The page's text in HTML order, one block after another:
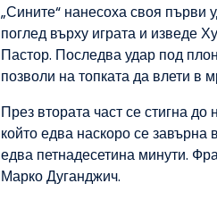
„Сините“ нанесоха своя първи
поглед върху играта и изведе
Пастор. Последва удар под
позволи на топката да влети в
През втората част се стигна
който едва наскоро се завърна
едва петнадесетина минути.
Марко Дуганджич.